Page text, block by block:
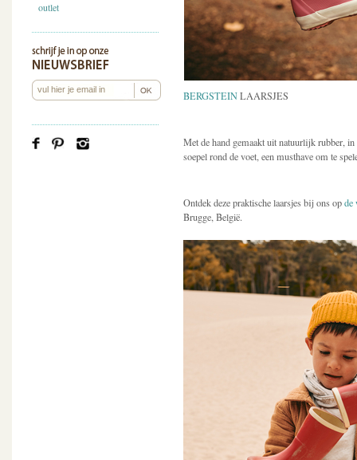
outlet
BERGSTEINLAARSJES
Met de hand gemaakt uit natuurlijk rubber,
soepel rond de voet, een musthave om te
Ontdek deze praktische laarsjes bij ons opde
Brugge, België.